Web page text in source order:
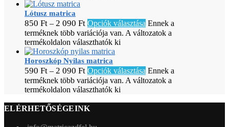
Lótusz matrica
850 Ft – 2 090 Ft Opciók választása Ennek a
terméknek több variációja van. A változatok a
termékoldalon választhatók ki
Horoszkóp Nyilas matrica
590 Ft – 2 090 Ft Opciók választása Ennek a
terméknek több variációja van. A változatok a
termékoldalon választhatók ki
ELÉRHETŐSÉGEINK